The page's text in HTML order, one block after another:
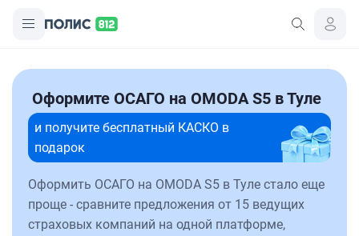
Оформите ОСАГО на OMODA S5 в Туле
и получите бесплатный КАСКО в
подарок
Оформить ОСАГО на OMODA S5 в Туле стало еще
проще - сравните предложения от 15 ведущих
страховых компаний на одной платформе,